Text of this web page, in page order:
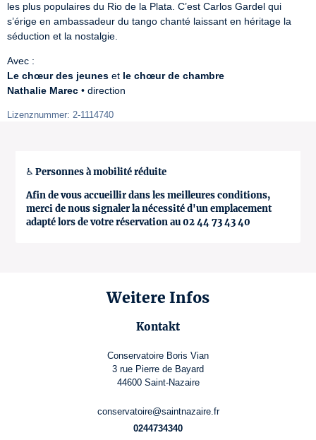
les plus populaires du Rio de la Plata. C’est Carlos Gardel qui
s’érige en ambassadeur du tango chanté laissant en héritage la
séduction et la nostalgie.
Le chœur des jeunes et le chœur de chambre
Nathalie Marec • direction
Lizenznummer: 2-1114740
♿ Personnes à mobilité réduite
Afin de vous accueillir dans les meilleures conditions,
merci de nous signaler la nécessité d'un emplacement
adapté lors de votre réservation au 02 44 73 43 40
Weitere Infos
Kontakt
Conservatoire Boris Vian
3 rue Pierre de Bayard
44600 Saint-Nazaire
conservatoire@saintnazaire.fr
0244734340